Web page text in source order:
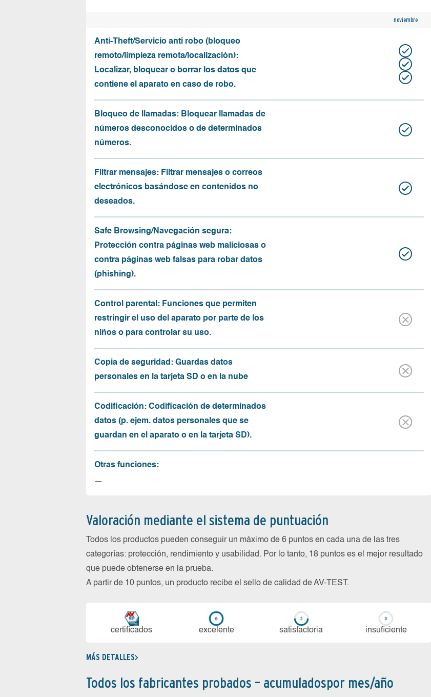
noviembre
Anti-Theft/Servicio anti robo (bloqueo
remoto/limpieza remota/localización):
Localizar, bloquear o borrar los datos que
contiene el aparato en caso de robo.
Bloqueo de llamadas: Bloquear llamadas de
números desconocidos o de determinados
números.
Filtrar mensajes: Filtrar mensajes o correos
electrónicos basándose en contenidos no
deseados.
Safe Browsing/Navegación segura:
Protección contra páginas web maliciosas o
contra páginas web falsas para robar datos
(phishing).
Control parental: Funciones que permiten
restringir el uso del aparato por parte de los
niños o para controlar su uso.
Copia de seguridad: Guardas datos
personales en la tarjeta SD o en la nube
Codificación: Codificación de determinados
datos (p. ejem. datos personales que se
guardan en el aparato o en la tarjeta SD).
Otras funciones:
—
Valoración mediante el sistema de puntuación
Todos los productos pueden conseguir un máximo de 6 puntos en cada una de las tres
categorías: protección, rendimiento y usabilidad. Por lo tanto, 18 puntos es el mejor resultado
que puede obtenerse en la prueba.
A partir de 10 puntos, un producto recibe el sello de calidad de AV-TEST.
certi­ficados ex­ce­len­te sa­tis­fac­to­ria in­su­fi­cien­te
MÁS DETALLES
Todos los fabricantes probados – acumuladospor mes/año